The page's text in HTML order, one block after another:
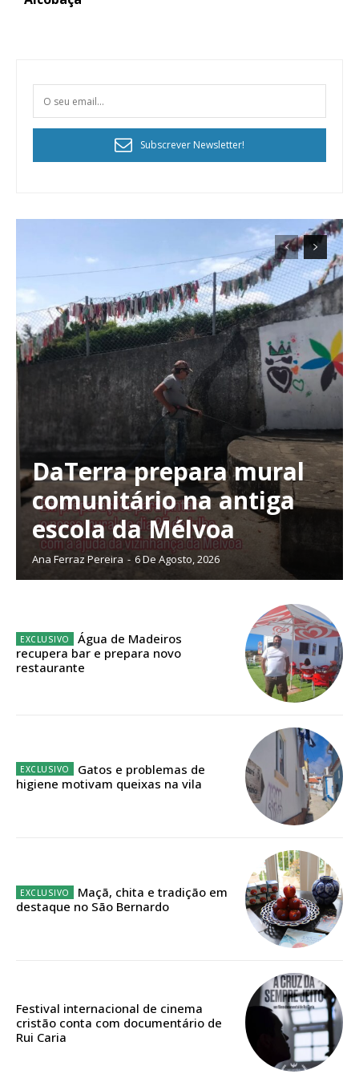
12 meses
Acesso ao conteúdo online
Acesso aos conteúdos Exclusivos para
assinantes
Ofertas para assinatura anual
Escolha o plano
Subscrever Newsletter!
DaTerra prepara mural
comunitário na antiga
escola da Mélvoa
Ana Ferraz Pereira - 6 De Agosto, 2026
Água de Madeiros
recupera bar e prepara novo
restaurante
Gatos e problemas de
higiene motivam queixas na vila
Maçã, chita e tradição em
destaque no São Bernardo
Festival internacional de cinema
cristão conta com documentário de
Rui Caria